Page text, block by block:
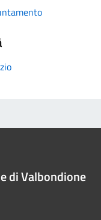
di Valbondione